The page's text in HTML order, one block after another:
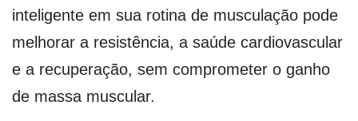
inteligente em sua rotina de musculação pode
melhorar a resistência, a saúde cardiovascular
e a recuperação, sem comprometer o ganho
de massa muscular.